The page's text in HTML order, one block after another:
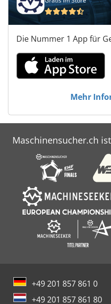
Informationen erhalten
Anwendungsarten
Die Nummer 1 App für
Mehr
Maschinensucher.ch
+49 201 857 861 0
+49 201 857 861 80